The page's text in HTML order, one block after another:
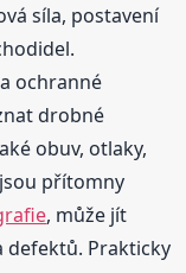
síla, postavení
ochranné
drobné
obuv, otlaky,
přítomny
, může jít
defektů. Prakticky